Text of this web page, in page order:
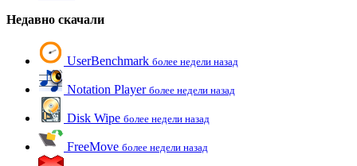
Недавно скачали
UserBenchmark более недели назад
Notation Player более недели назад
Disk Wipe более недели назад
FreeMove более недели назад